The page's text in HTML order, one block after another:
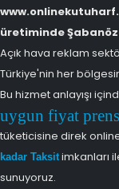
üretiminde
Açık hava reklam
Türkiye'nin her
Bu hizmet anlayışı
uygun fiyat
tüketicisine direk
kadar Taksitimkanları
sunuyoruz.